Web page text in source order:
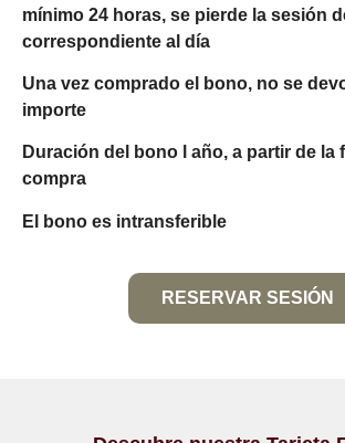
mínimo 24 horas, se pierde la sesión
correspondiente al día
Una vez comprado el bono, no se
importe
Duración del bono l año, a partir de la
compra
El bono es intransferible
RESERVAR SESIÓN